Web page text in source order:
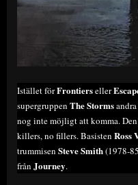
Istället förFrontierseller
supergruppen The Storms
nog inte möjligt att komma.
killers, no fillers. Basisten Ross
trummisen Steve Smith(1978-
från Journey.